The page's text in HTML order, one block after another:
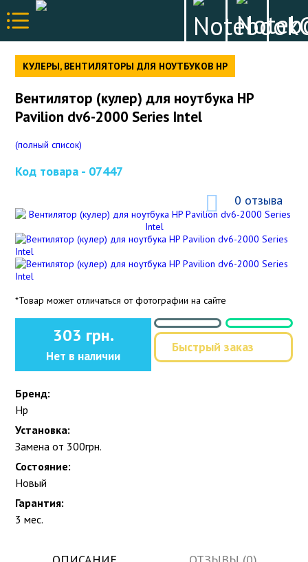
КУЛЕРЫ, ВЕНТИЛЯТОРЫ ДЛЯ НОУТБУКОВ HP
Вентилятор (кулер) для ноутбука HP
Pavilion dv6-2000 Series Intel
(полный список)
Код товара - 07447
0 отзыва
*Товар может отличаться от фотографии на сайте
303 грн.
Нет в наличии
Быстрый заказ
Бренд:
Hp
Установка:
Замена от 300грн.
Состояние:
Новый
Гарантия:
3 мес.